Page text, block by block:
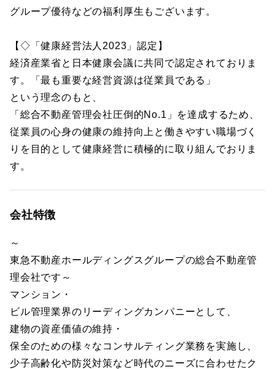
グループ優待などの福利厚生もございます。
【◇「健康経営法人2023」認定】
経済産業省と日本健康会議に共同で認定されておりま
す。「最も重要な経営資源は従業員である」
という理念のもと、
「総合不動産管理会社圧倒的No.1」を達成するため、
従業員の心身の健康の維持向上と働きやすい職場づく
りを目的として健康経営に積極的に取り組んでおりま
す。
会社特徴
～
東急不動産ホールディングスグループの総合不動産管
理会社です～
マンション・
ビル管理業界のリーディングカンパニーとして、
建物の資産価値の維持・
保全のための様々なコンサルティング業務を実施し、
少子高齢化や防災対策など時代のニーズに合わせたク